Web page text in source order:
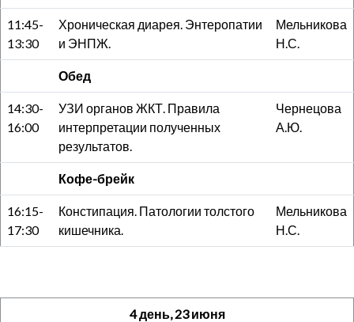
11:45-
13:30
Хроническая диарея. Энтеропатии
и ЭНПЖ.
Мельникова
Н.С.
Обед
14:30-
16:00
УЗИ органов ЖКТ. Правила
интерпретации полученных
результатов.
Чернецова
А.Ю.
Кофе-брейк
16:15-
17:30
Констипация. Патологии толстого
кишечника.
Мельникова
Н.С.
4 день, 23 июня